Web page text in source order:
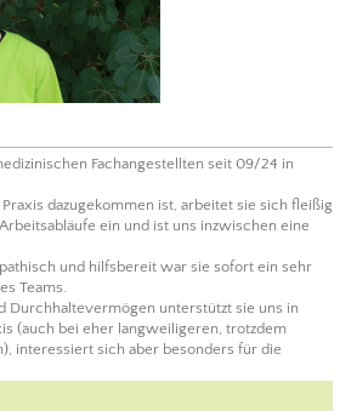
Fachangestellten seit 09/24 in
dazugekommen ist, arbeitet sie sich fleißig
ein und ist uns inzwischen eine
und hilfsbereit war sie sofort ein sehr
Teams.
Durchhaltevermögen unterstützt sie uns in
(auch bei eher langweiligeren, trotzdem
interessiert sich aber besonders für die